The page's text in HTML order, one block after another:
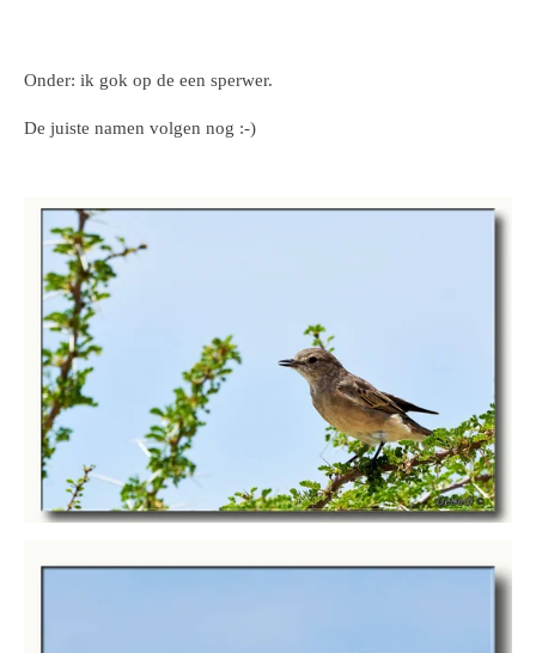
Onder: ik gok op de een sperwer.
De juiste namen volgen nog :-)